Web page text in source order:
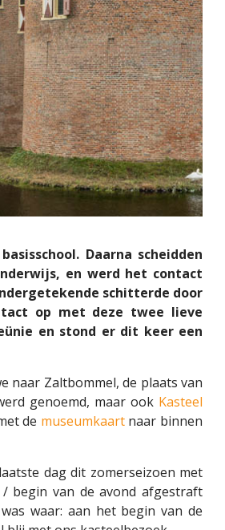
Daarna scheidden
en werd het contact
schitterde door
op met deze twee lieve
en stond er dit keer een
naar Zaltbommel, de plaats van
genoemd, maar ook Kasteel
de museumkaartnaar binnen
dag dit zomerseizoen met
begin van de avond afgestraft
waar: aan het begin van de